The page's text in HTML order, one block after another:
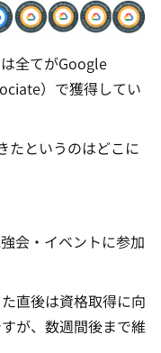
全てがGoogle
）で獲得してい
たというのはどこに
会・イベントに参加
直後は資格取得に向
が、数週間後まで維